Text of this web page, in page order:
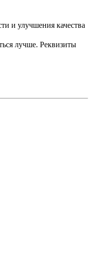
и улучшения качества
лучше. Реквизиты